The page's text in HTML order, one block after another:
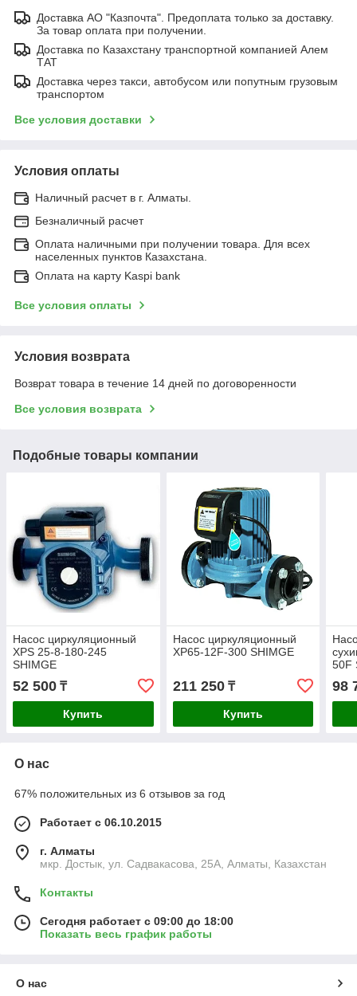
Доставка АО "Казпочта". Предоплата только за доставку.
За товар оплата при получении.
Доставка по Казахстану транспортной компанией Алем
ТАТ
Доставка через такси, автобусом или попутным грузовым
транспортом
Все условия доставки
Условия оплаты
Наличный расчет в г. Алматы.
Безналичный расчет
Оплата наличными при получении товара. Для всех
населенных пунктов Казахстана.
Оплата на карту Kaspi bank
Все условия оплаты
Условия возврата
Возврат товара в течение 14 дней по договоренности
Все условия возврата
Подобные товары компании
Насос циркуляционный
XPS 25-8-180-245
SHIMGE
52 500 ₸
Купить
Насос циркуляционный
XP65-12F-300 SHIMGE
211 250₸
Купить
50F
98
О нас
67% положительных из 6 отзывов за год
Работает с 06.10.2015
г. Алматы
мкр. Достык, ул. Садвакасова, 25А, Алматы, Казахстан
Контакты
Сегодня работает с 09:00 до 18:00
Показать весь график работы
О нас